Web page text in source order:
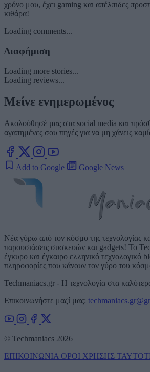
χρόνο μου, έχει gaming και απέλπιδες
κιθάρα!
Loading comments...
Διαφήμιση
Loading more stories...
Loading reviews...
Μείνε ενημερωμένος
Ακολούθησέ μας στα social media και
αγαπημένες σου πηγές για να μη χάνεις
Add to Google Google News
Νέα γύρω από τον κόσμο της τεχνολογίας
παρουσιάσεις συσκευών και gadgets! Το
έγκυρο και έγκαιρο ελληνικό τεχνολογικό
πληροφορίες που κάνουν τον γύρο του
Techmaniacs.gr - Η τεχνολογία στα
Επικοινωνήστε μαζί μας:
© Techmaniacs 2026
ΕΠΙΚΟΙΝΩΝΙΑ ΟΡΟΙ ΧΡΗΣΗΣ